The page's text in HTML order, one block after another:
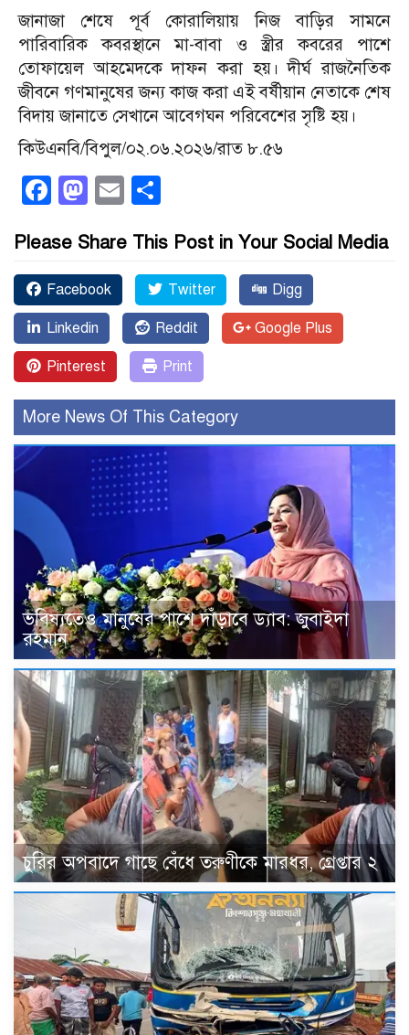
জানাজা শেষে পূর্ব কোরালিয়ায় নিজ বাড়ির সামনে
পারিবারিক কবরস্থানে মা-বাবা ও স্ত্রীর কবরের পাশে
তোফায়েল আহমেদকে দাফন করা হয়। দীর্ঘ রাজনৈতিক
জীবনে গণমানুষের জন্য কাজ করা এই বর্ষীয়ান নেতাকে শেষ
বিদায় জানাতে সেখানে আবেগঘন পরিবেশের সৃষ্টি হয়।
কিউএনবি/বিপুল/০২.০৬.২০২৬/রাত ৮.৫৬
Facebook
Mastodon
Email
Please Share This Post in Your Social Media
Facebook Twitter Digg
Linkedin Reddit Google Plus
Pinterest Print
More News Of This Category
ভবিষ্যতেও মানুষের পাশে দাঁড়াবে ড্যাব: জুবাইদা
রহমান
চুরির অপবাদে গাছে বেঁধে তরুণীকে মারধর, গ্রেপ্তার ২